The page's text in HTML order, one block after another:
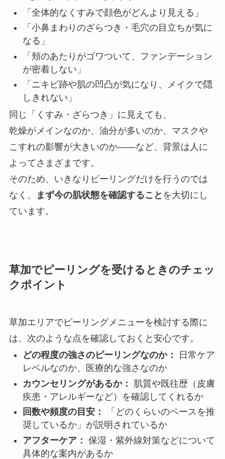
「全体的なくすみで顔色がどんより見える」
「小鼻まわりのざらつき・毛穴の目立ちが気に
なる」
「頬のあたりがゴワついて、ファンデーション
が密着しない」
「ニキビ跡や肌の凹凸が気になり、メイクで隠
しきれない」
同じ「くすみ・ざらつき」に見えても、
乾燥がメインなのか、油分が多いのか、マスクや
こすれの影響が大きいのか――など、背景は人に
よってさまざまです。
そのため、いきなりピーリングだけを行うのでは
なく、
まず今の肌状態を確認すること を大切にし
ています。
草加でピーリングを受けるときのチェッ
クポイント
草加エリアでピーリングメニューを検討する際に
は、次のような点を確認しておくと安心です。
どの程度の強さのピーリングなのか：
日常ケア
レベルなのか、医療的な強さなのか
カウンセリングがあるか：
肌質や既往歴（皮膚
疾患・アレルギーなど）を確認してくれるか
回数や頻度の目安：
「どのくらいのペースを推
奨しているか」が説明されているか
アフターケア： 保湿・紫外線対策などについて
具体的な案内があるか